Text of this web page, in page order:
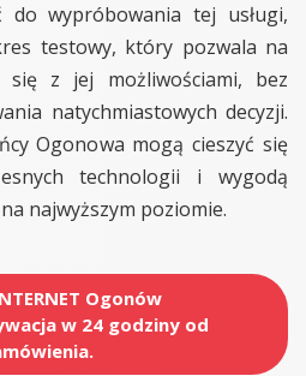
do wypróbowania tej usługi,
testowy, który pozwala na
się z jej możliwościami, bez
natychmiastowych decyzji.
Ogonowa mogą cieszyć się
technologii i wygodą
najwyższym poziomie.
Ogonów
w 24 godziny od